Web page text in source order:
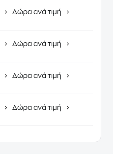
Δώρα ανά τιμή
Δώρα ανά τιμή
Δώρα ανά τιμή
Δώρα ανά τιμή